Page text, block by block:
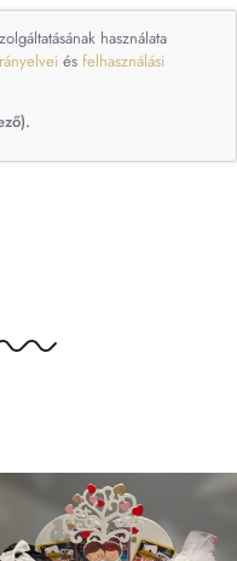
használata
és felhasználási